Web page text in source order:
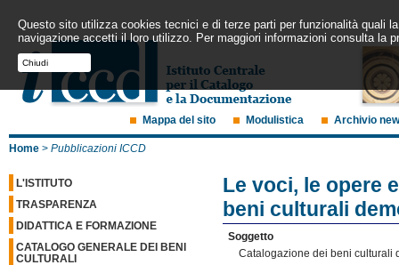
Questo sito utilizza cookies tecnici e di terze parti per funzionalità quali
navigazione accetti il loro utilizzo. Per maggiori informazioni consulta la
Chiudi
Mappa del sito Modulistica Archivio
Home > Pubblicazioni ICCD
L'ISTITUTO
TRASPARENZA
DIDATTICA E FORMAZIONE
CATALOGO GENERALE DEI BENI
CULTURALI
Le voci, le opere
beni culturali
Soggetto
Catalogazione dei beni culturali